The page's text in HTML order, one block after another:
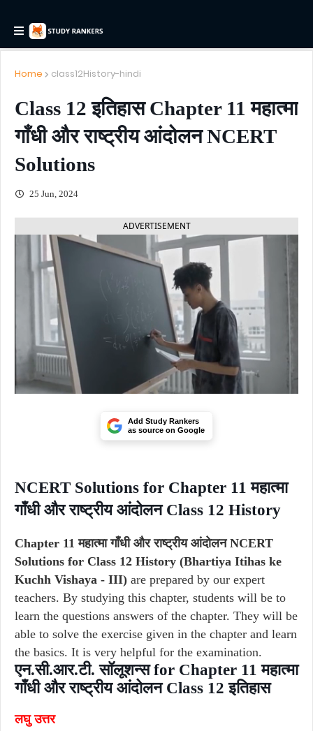
Home class12History-hindi
Class 12 इतिहास Chapter 11 महात्मा
गाँधी और राष्ट्रीय आंदोलन NCERT
Solutions
25 Jun, 2024
ADVERTISEMENT
Add Study Rankers
as source on Google
NCERT Solutions for Chapter 11 महात्मा
गाँधी और राष्ट्रीय आंदोलन Class 12 History
Chapter 11 महात्मा गाँधी और राष्ट्रीय आंदोलन NCERT
Solutions for Class 12 History (Bhartiya Itihas ke
Kuchh Vishaya - III) are prepared by our expert
teachers. By studying this chapter, students will be to
learn the questions answers of the chapter. They will be
able to solve the exercise given in the chapter and learn
the basics. It is very helpful for the examination.
एन.सी.आर.टी. सॉलूशन्स for Chapter 11 महात्मा
गाँधी और राष्ट्रीय आंदोलन Class 12 इतिहास
लघु उत्तर